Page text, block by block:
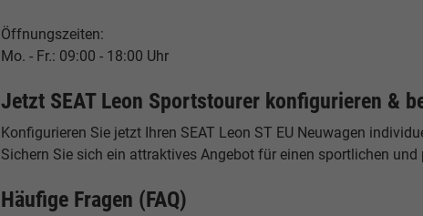
Öffnungszeiten:
Mo. - Fr.: 09:00 - 18:00 Uhr
Jetzt SEAT Leon Sportstourer konfigurieren &
Konfigurieren Sie jetzt Ihren SEAT Leon ST EU Neuwagen
Sichern Sie sich ein attraktives Angebot für einen sportlichen
Häufige Fragen (FAQ)